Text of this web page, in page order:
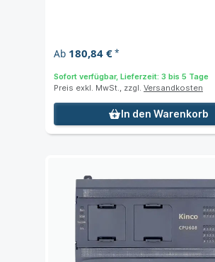
Ab 180,84 €*
Sofort verfügbar, Lieferzeit: 3 bis 5 Tage
Preis exkl. MwSt., zzgl. Versandkosten
In den Warenkorb